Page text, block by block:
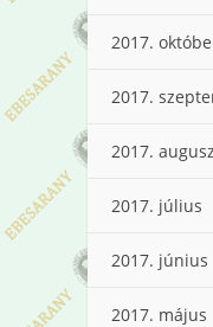
2017.
2017.
2017.
2017. július
2017. június
2017. május